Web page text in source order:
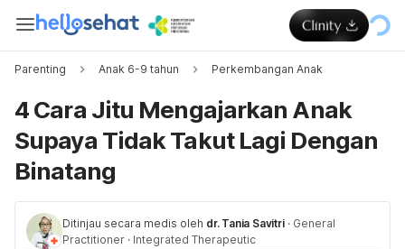
Parenting Anak 6-9 tahun Perkembangan Anak
4 Cara Jitu Mengajarkan Anak
Supaya Tidak Takut Lagi Dengan
Binatang
Ditinjau secara medis oleh dr. Tania Savitri · General
Practitioner · Integrated Therapeutic